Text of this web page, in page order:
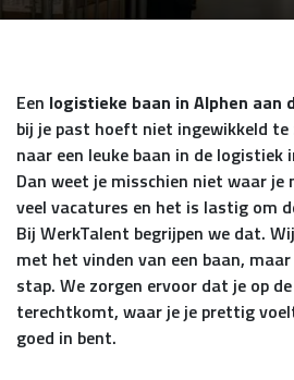
Een logistieke baan in Alphen aan
bij je past hoeft niet ingewikkeld te
naar een leuke baan in de logistiek
Dan weet je misschien niet waar je
veel vacatures en het is lastig om
Bij WerkTalent begrijpen we dat.
met het vinden van een baan,
stap. We zorgen ervoor dat je op
terechtkomt, waar je je prettig
goed in bent.